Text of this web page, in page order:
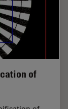
of